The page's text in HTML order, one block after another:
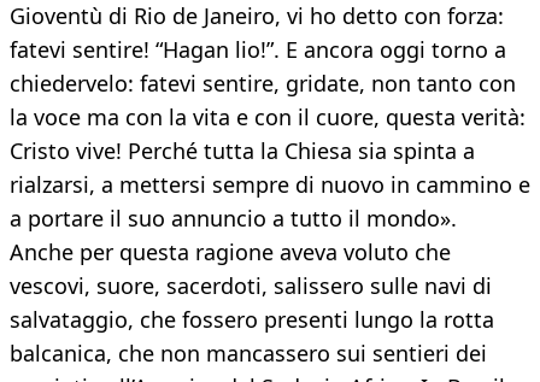
Gioventù di Rio de Janeiro, vi ho detto con forza:
fatevi sentire! “Hagan lio!”. E ancora oggi torno a
chiedervelo: fatevi sentire, gridate, non tanto con
la voce ma con la vita e con il cuore, questa verità:
Cristo vive! Perché tutta la Chiesa sia spinta a
rialzarsi, a mettersi sempre di nuovo in cammino e
a portare il suo annuncio a tutto il mondo».
Anche per questa ragione aveva voluto che
vescovi, suore, sacerdoti, salissero sulle navi di
salvataggio, che fossero presenti lungo la rotta
balcanica, che non mancassero sui sentieri dei